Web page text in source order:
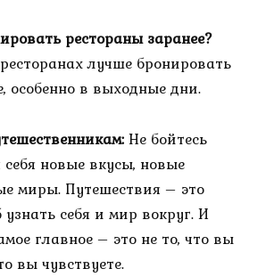
рестораны заранее?
лучше бронировать
особенно в выходные дни.
Не бойтесь
новые вкусы, новые
миры. Путешествия – это
себя и мир вокруг. И
главное – это не то, что вы
вы чувствуете.